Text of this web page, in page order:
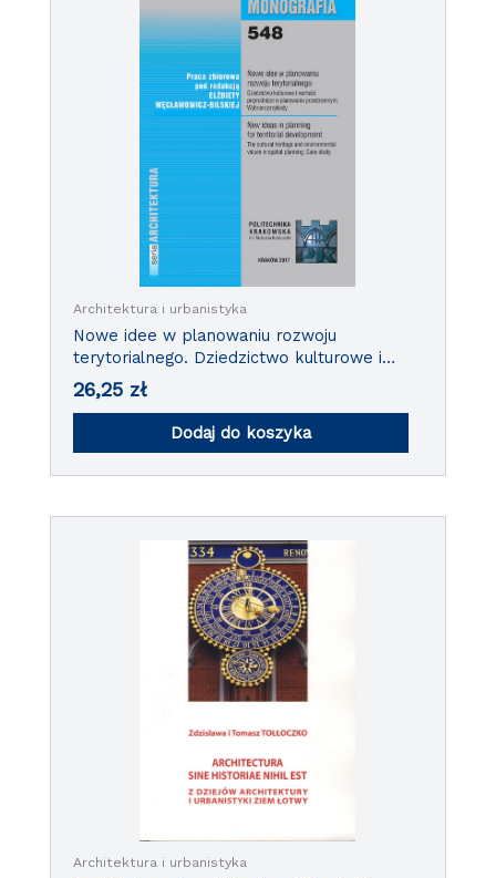
Architektura i urbanistyka
Nowe idee w planowaniu rozwoju
terytorialnego. Dziedzictwo kulturowe i
wartosci przyrodnicze w planowaniu
przestrzennym. Wybrane przykłady TOM
26,25 zł
Dodaj do koszyka
Architektura i urbanistyka